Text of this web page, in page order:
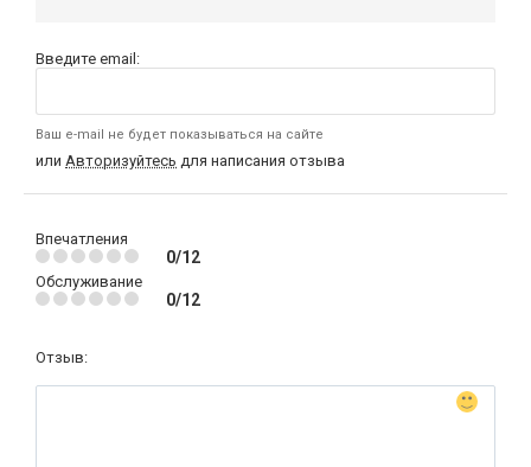
Введите email:
Ваш e-mail не будет показываться на сайте
или Авторизуйтесь для написания отзыва
Впечатления
0/12
Обслуживание
0/12
Отзыв: